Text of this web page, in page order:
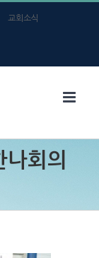
교회소식
회의